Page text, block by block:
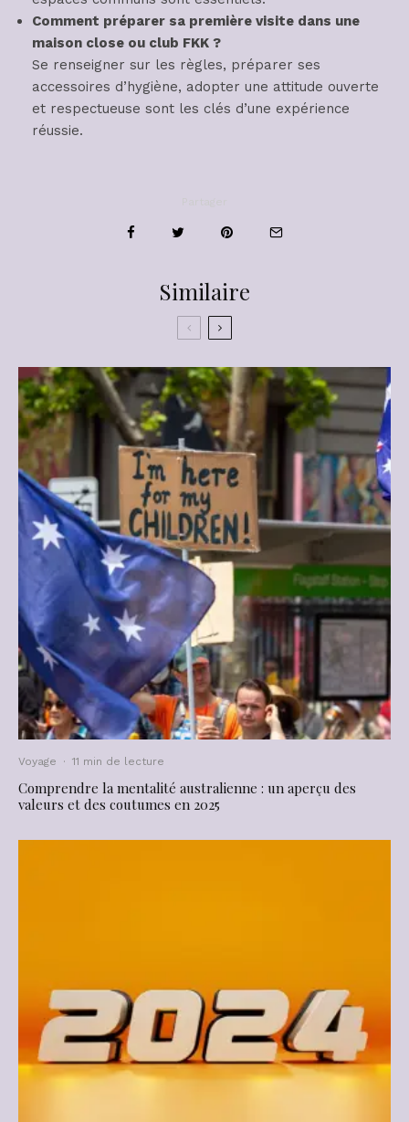
Comment préparer sa première visite dans une
maison close ou club FKK ?
Se renseigner sur les règles, préparer ses
accessoires d’hygiène, adopter une attitude ouverte
et respectueuse sont les clés d’une expérience
réussie.
Similaire
Voyage · 11 min de lecture
Comprendre la mentalité australienne : un aperçu des
valeurs et des coutumes en 2025